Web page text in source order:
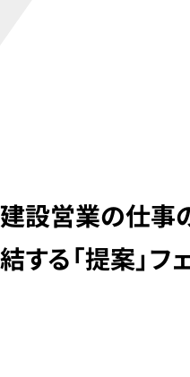
建設営業の仕事
結する「提案」